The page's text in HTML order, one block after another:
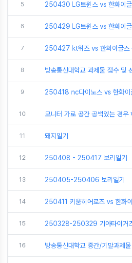
5 250430 LG트윈스 vs 한화이글
6 250429 LG트윈스 vs 한화이글
7 250427 kt위즈 vs 한화이글스
8 방송통신대학교 과제물 점수 및
9 250418 nc다이노스 vs 한화이
10 모니터 가로 공간 공백있는 경우
11 돼지일기
12 250408 - 250417 보리일기
13 250405-250406 보리일기
14 250411 키움히어로즈 vs 한화
15 250328-250329 기아타이거
16 방송통신대학교 중간/기말과제